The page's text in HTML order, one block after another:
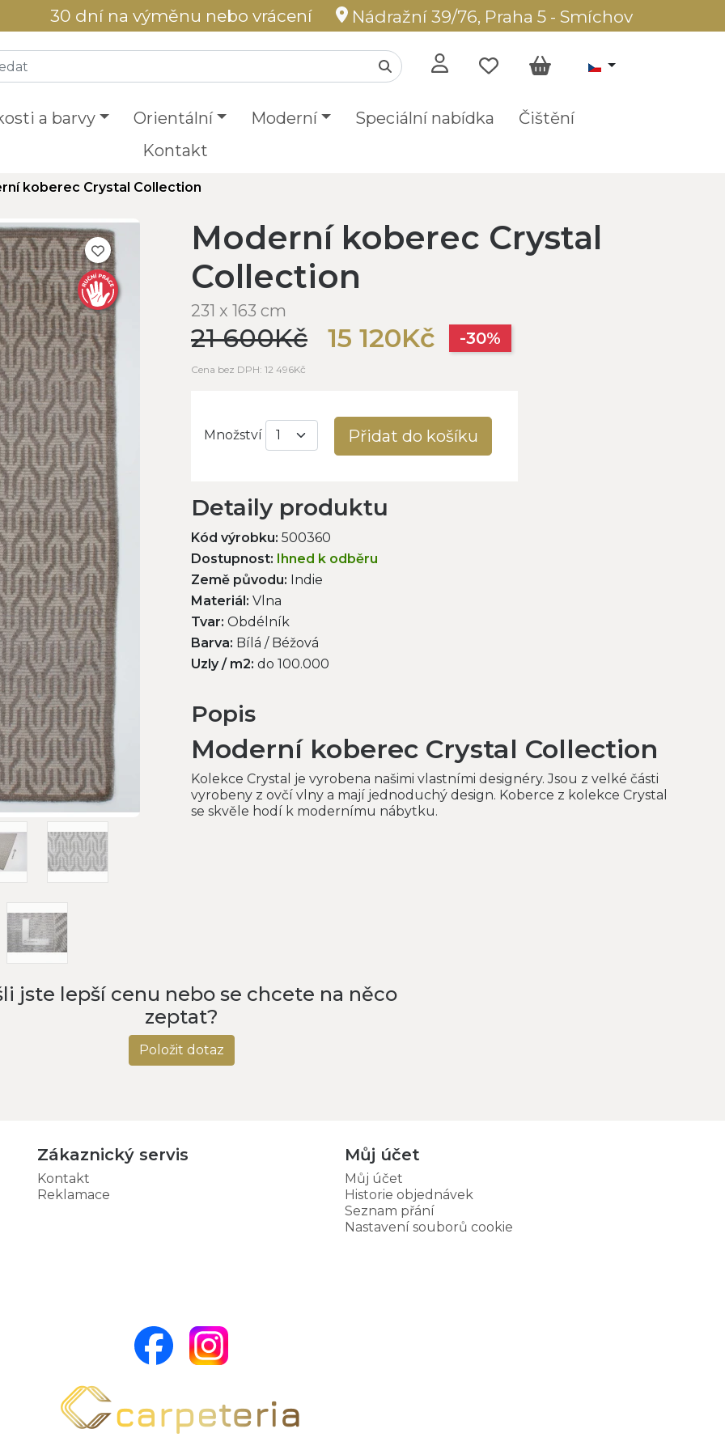
30 dní na výměnu nebo vrácení Nádražní 39/76, Praha 5 - Smíchov
a barvy Orientální Moderní Speciální nabídka
Čištění
Kontakt
koberec Crystal Collection
Moderní koberec Crystal
Collection
231 x 163 cm
21 600Kč 15 120Kč -30%
Cena bez DPH: 12 496Kč
Množství Přidat do košíku
Detaily produktu
Kód výrobku: 500360
Dostupnost:
Ihned k odběru
Země původu: Indie
Materiál: Vlna
Tvar: Obdélník
Barva: Bílá / Béžová
Uzly / m2: do 100.000
Popis
Moderní koberec Crystal Collection
Kolekce Crystal je vyrobena našimi vlastními designéry. Jsou z velké části
vyrobeny z ovčí vlny a mají jednoduchý design. Koberce z kolekce Crystal
se skvěle hodí k modernímu nábytku.
jste lepší cenu nebo se chcete na něco
zeptat?
Položit dotaz
Zákaznický servis
Kontakt
Reklamace
Můj účet
Můj účet
Historie objednávek
Seznam přání
Nastavení souborů cookie